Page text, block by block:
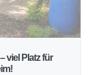
viel Platz für